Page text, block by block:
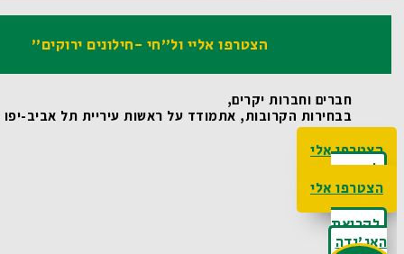
הצטרפו אליי ול"חי -חילונים ירוקים"
חברים וחברות יקרים,
בבחירות הקרובות, אתמודד על ראשות עיריית תל אביב-יפו
הצטרפו אלי
לקריאת
האג'נדה
הצטרפו אלי
לקריאת
האג'נדה